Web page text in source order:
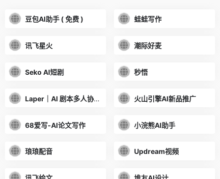
豆包AI助手 ( 免费 ) 蛙蛙写作
讯飞星火 潮际好麦
Seko AI短剧 秒悟
Laper｜AI 剧本多人协作平台 火山引擎AI新品推广
68爱写-AI论文写作 小浣熊AI助手
琅琅配音 Updream视频